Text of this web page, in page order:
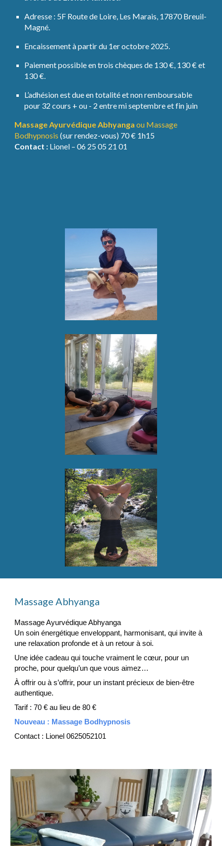
Adresse : 5F Route de Loire, Les Marais, 17870 Breuil-
Magné.
Encaissement à partir du 1er octobre 2025.
Paiement possible en trois chèques de 130 €, 130 € et
130 €.
L’adhésion est due en totalité et non remboursable
pour 32 cours + ou - 2 entre mi septembre et fin juin
Massage Ayurvédique Abhyanga ou Massage
Bodhypnosis(sur rendez-vous) 70 € 1h15
Contact : Lionel – 06 25 05 21 01
Massage Abhyanga
Massage Ayurvédique Abhyanga
Un soin énergétique enveloppant, harmonisant, qui invite à
une relaxation profonde et à un retour à soi.
Une idée cadeau qui touche vraiment le cœur, pour un
proche, pour quelqu’un que vous aimez…
À offrir ou à s’offrir, pour un instant précieux de bien-être
authentique.
Tarif : 70 € au lieu de 80 €
Nouveau : Massage Bodhypnosis
Contact : Lionel 0625052101